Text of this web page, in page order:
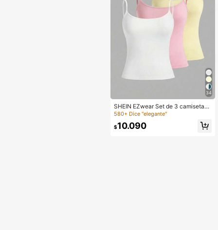
34
SHEIN EZwear Set de 3 camisetas
de tirantes finos y ajustadas para m
ujer, apropiadas para el verano, en
colores rosa, amarillo y blanco
580+ Dice "elegante"
$10.090